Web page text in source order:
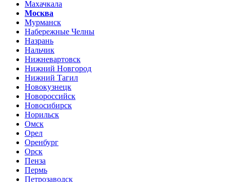
Махачкала
Москва
Мурманск
Набережные Челны
Назрань
Нальчик
Нижневартовск
Нижний Новгород
Нижний Тагил
Новокузнецк
Новороссийск
Новосибирск
Норильск
Омск
Орел
Оренбург
Орск
Пенза
Пермь
Петрозаводск